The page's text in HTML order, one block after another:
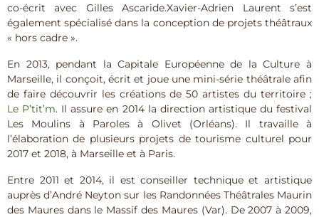
co-écrit avec Gilles Ascaride.Xavier-Adrien Laurent s’est
également spécialisé dans la conception de projets théâtraux
« hors cadre ».
En 2013, pendant la Capitale Européenne de la Culture à
Marseille, il conçoit, écrit et joue une mini-série théâtrale afin
de faire découvrir les créations de 50 artistes du territoire ;
Le P’tit’m. Il assure en 2014 la direction artistique du festival
Les Moulins à Paroles à Olivet (Orléans). Il travaille à
l’élaboration de plusieurs projets de tourisme culturel pour
2017 et 2018, à Marseille et à Paris.
Entre 2011 et 2014, il est conseiller technique et artistique
auprès d’André Neyton sur les Randonnées Théâtrales Maurin
des Maures dans le Massif des Maures (Var). De 2007 à 2009,